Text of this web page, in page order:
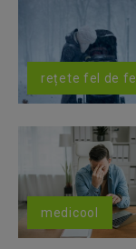
rețete fel de fel
medicool